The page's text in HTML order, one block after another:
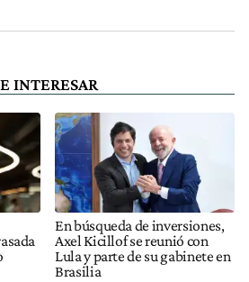
INTERESAR
En búsqueda de inversiones,
Axel Kicillof se reunió con
Lula y parte de su gabinete en
Brasilia